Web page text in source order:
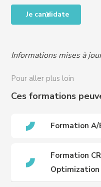
Taux de satisfaction
Taux de progression
Accessibilité des
RQTH, ou difficultés
handicap@crews-
Accessibilité des
contacter :
Je candidate
Informations mises à
Pour aller plus loin
Ces formations
Formation
Formation
Optimization